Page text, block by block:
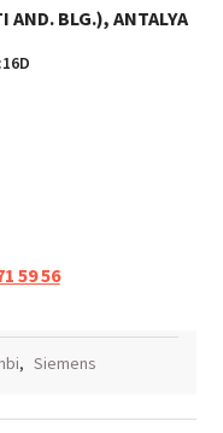
BLG.), ANTALYA
59 56
, Siemens